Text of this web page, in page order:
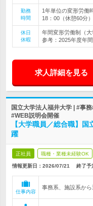
勤務
時間
1年単位の変形労
18：00（休憩60分
休日
休暇
年間変形労働制（大
参考：2025年度年
求人詳細を見る
国立大学法人福井大学 | #事
#WEB説明会開催
【大学職員／総合職】
躍
正社員 職種・業種未経験OK
情報更新日：2026/07/21 終了予
仕事内容
事務系、施設系から